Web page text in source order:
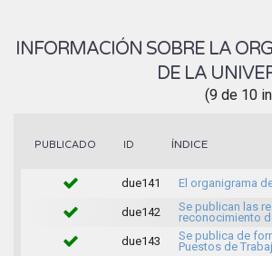
INFORMACIÓN SOBRE LA
DE LA
(9 de 10
PUBLICADO ID ÍNDICE
due141 El organigrama
due142
Se publican las
reconocimiento
due143
Se publica de
Puestos de